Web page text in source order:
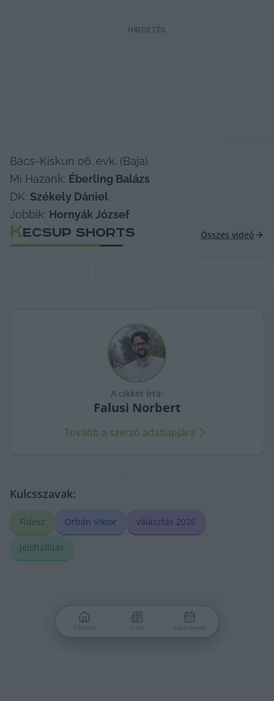
HIRDETÉS
Bács-Kiskun 06. evk. (Baja)
Mi Hazánk: Éberling Balázs
DK: Székely Dániel
Jobbik: Hornyák József
KECSUP SHORTS Összes videó
A cikket írta:
Falusi Norbert
Tovább a szerző adatlapjára
Kulcsszavak:
Fidesz Orbán Viktor választás 2026
jelöltállítás
Főoldal Friss Események